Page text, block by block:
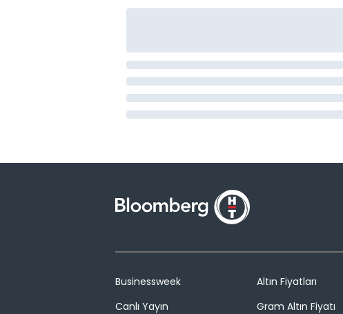
Businessweek
Canlı Yayın
Altın Fiyatları
Gram Altın Fiyatı